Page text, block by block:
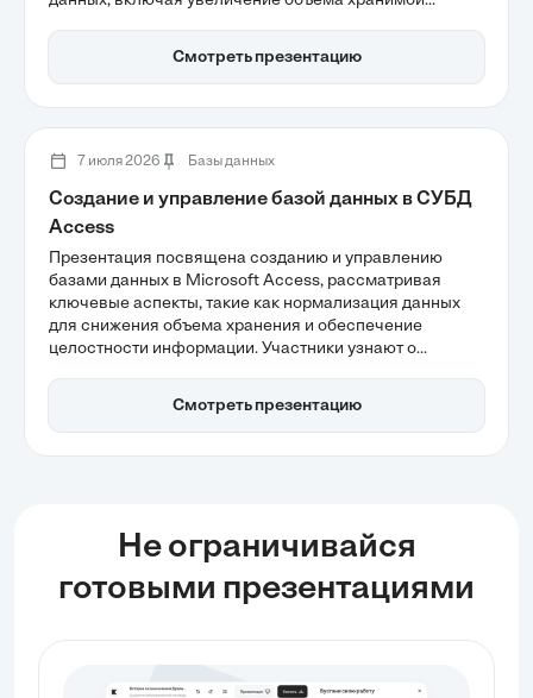
обсуждаются три типа аномалий и их влияние на
операции с записями, что подчеркивает важность
Смотреть презентацию
7 июля 2026 Базы данных
Создание и управление базой данных в СУБД
Access
Презентация посвящена созданию и управлению
базами данных в Microsoft Access, рассматривая
ключевые аспекты, такие как нормализация данных
для снижения объема хранения и обеспечение
целостности информации. Участники узнают о
связей между ними, что делает Access мощным
инструментом для автоматизации бизнес-процессов.
Смотреть презентацию
Не ограничивайся
готовыми презентациями